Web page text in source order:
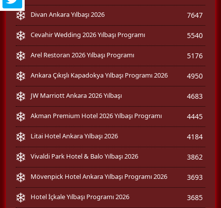
Divan Ankara Yılbaşı 2026 7647
Cevahir Wedding 2026 Yılbaşı Programı 5540
Arel Restoran 2026 Yılbaşı Programı 5176
Ankara Çıkışlı Kapadokya Yılbaşı Programı 2026 4950
JW Marriott Ankara 2026 Yılbaşı 4683
Akman Premium Hotel 2026 Yılbaşı Programı 4445
Litai Hotel Ankara Yılbaşı 2026 4184
Vivaldi Park Hotel & Balo Yılbaşı 2026 3862
Mövenpick Hotel Ankara Yılbaşı Programı 2026 3693
Hotel İçkale Yılbaşı Programı 2026 3685